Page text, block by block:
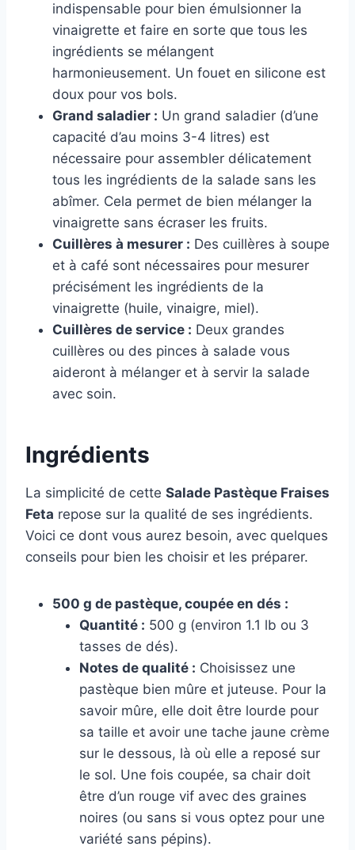
indispensable pour bien émulsionner la
vinaigrette et faire en sorte que tous les
ingrédients se mélangent
harmonieusement. Un fouet en silicone est
doux pour vos bols.
Grand saladier : Un grand saladier (d’une
capacité d’au moins 3-4 litres) est
nécessaire pour assembler délicatement
tous les ingrédients de la salade sans les
abîmer. Cela permet de bien mélanger la
vinaigrette sans écraser les fruits.
Cuillères à mesurer : Des cuillères à soupe
et à café sont nécessaires pour mesurer
précisément les ingrédients de la
vinaigrette (huile, vinaigre, miel).
Cuillères de service : Deux grandes
cuillères ou des pinces à salade vous
aideront à mélanger et à servir la salade
avec soin.
Ingrédients
La simplicité de cette Salade Pastèque Fraises
Feta repose sur la qualité de ses ingrédients.
Voici ce dont vous aurez besoin, avec quelques
conseils pour bien les choisir et les préparer.
500 g de pastèque, coupée en dés :
Quantité : 500 g (environ 1.1 lb ou 3
tasses de dés).
Notes de qualité : Choisissez une
pastèque bien mûre et juteuse. Pour la
savoir mûre, elle doit être lourde pour
sa taille et avoir une tache jaune crème
sur le dessous, là où elle a reposé sur
le sol. Une fois coupée, sa chair doit
être d’un rouge vif avec des graines
noires (ou sans si vous optez pour une
variété sans pépins).